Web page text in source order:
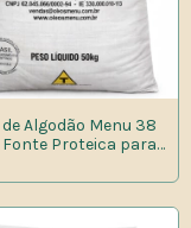
Algodão Menu 38
Proteica para
Local